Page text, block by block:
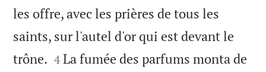
les offre, avec les prières de tous les
saints, sur l'autel d'or qui est devant le
trône. 

4 La fumée des parfums monta de